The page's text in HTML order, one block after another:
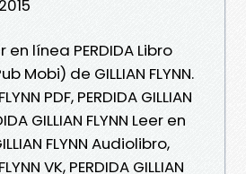
línea PERDIDA Libro
Mobi) de GILLIAN FLYNN.
PDF, PERDIDA GILLIAN
GILLIAN FLYNN Leer en
FLYNN Audiolibro,
VK, PERDIDA GILLIAN